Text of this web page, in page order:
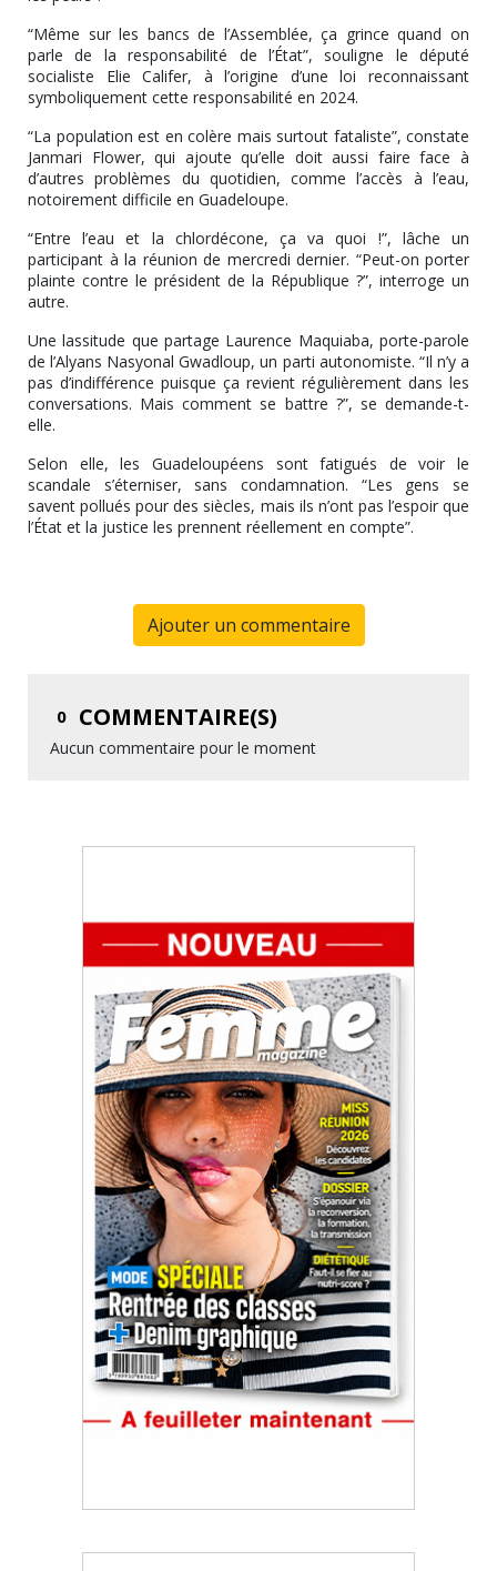
“Même sur les bancs de l’Assemblée, ça grince quand on
parle de la responsabilité de l’État”, souligne le député
socialiste Elie Califer, à l’origine d’une loi reconnaissant
symboliquement cette responsabilité en 2024.
“La population est en colère mais surtout fataliste”, constate
Janmari Flower, qui ajoute qu’elle doit aussi faire face à
d’autres problèmes du quotidien, comme l’accès à l’eau,
notoirement difficile en Guadeloupe.
“Entre l’eau et la chlordécone, ça va quoi !”, lâche un
participant à la réunion de mercredi dernier. “Peut-on porter
plainte contre le président de la République ?”, interroge un
autre.
Une lassitude que partage Laurence Maquiaba, porte-parole
de l’Alyans Nasyonal Gwadloup, un parti autonomiste. “Il n’y a
pas d’indifférence puisque ça revient régulièrement dans les
conversations. Mais comment se battre ?”, se demande-t-
elle.
Selon elle, les Guadeloupéens sont fatigués de voir le
scandale s’éterniser, sans condamnation. “Les gens se
savent pollués pour des siècles, mais ils n’ont pas l’espoir que
l’État et la justice les prennent réellement en compte”.
Ajouter un commentaire
0 COMMENTAIRE(S)
Aucun commentaire pour le moment